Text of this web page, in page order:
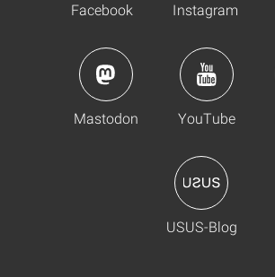
Facebook Instagram
Mastodon YouTube
USUS-Blog